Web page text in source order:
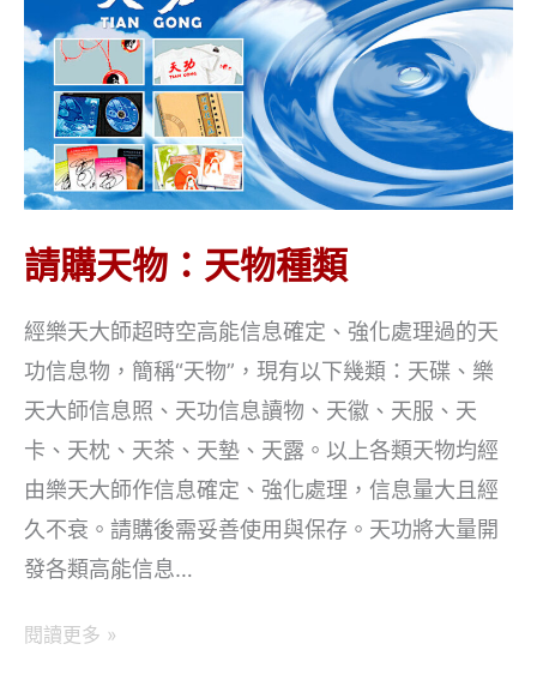
的
使
法
請購天物：天物種類
經樂天大師超時空高能信息確定、強化處理過的天
功信息物，簡稱“天物”，現有以下幾類：天碟、樂
天大師信息照、天功信息讀物、天徽、天服、天
卡、天枕、天茶、天墊、天露。以上各類天物均經
由樂天大師作信息確定、強化處理，信息量大且經
久不衰。請購後需妥善使用與保存。天功將大量開
發各類高能信息…
請
閱讀更多 »